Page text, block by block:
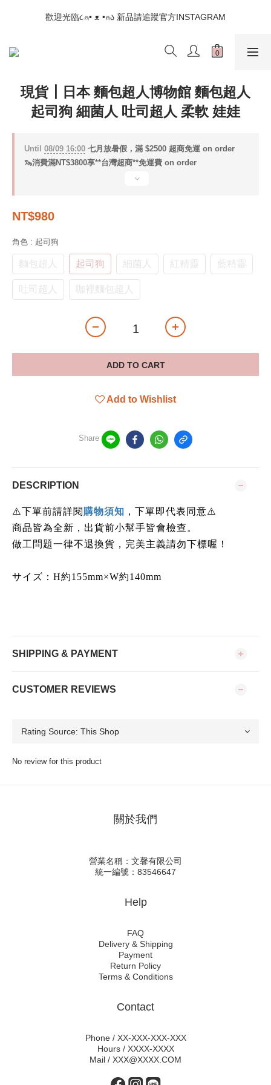
📣如果遇到結帳沒有反應，請另開瀏覽器 (不要直接從ig連結網站
下單)
歡迎光臨૮⍝• ᴥ •⍝ა 新品請追蹤官方INSTAGRAM
📣如果遇到結帳沒有反應，請另開瀏覽器 (不要直接從ig連結網站
現貨┃日本 麵包超人博物館 麵包超人
起司狗 細菌人 吐司超人 柔軟 娃娃
Until 08/09 16:00 七月放暑假，滿 $2500 超商免運 on order
🦦消費滿NT$3800享**台灣超商**免運費 on order
NT$980
角色 : 起司狗
麵包超人 起司狗 細菌人 紅精靈 藍精靈
吐司超人 咖裡麵包超人
ADD TO CART
Add to Wishlist
Share
DESCRIPTION
⚠️下單前請詳閱購物須知 ，下單即代表同意⚠️
商品皆為全新，出貨前小幫手皆會檢查。
做工問題一律不退換貨，完美主義請勿下標喔！
サイズ：H約155mm×W約140mm
SHIPPING & PAYMENT
CUSTOMER REVIEWS
No review for this product
關於我們
營業名稱：文馨有限公司
統一編號：83546647
Help
FAQ
Delivery & Shipping
Payment
Return Policy
Terms & Conditions
Contact
Phone / XX-XXX-XXX-XXX
Hours / XXXX-XXXX
Mail / XXX@XXXX.COM